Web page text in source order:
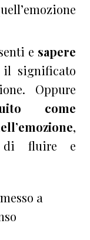
e sapere
significato
Oppure
come
,
di fluire e
a